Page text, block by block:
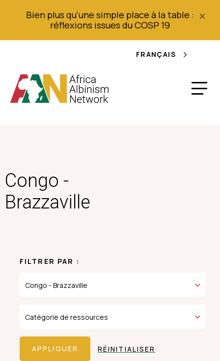
Bien plus qu'une simple place à la table :
réflexions issues du COSP 19
FRANÇAIS
Congo -
Brazzaville
FILTRER PAR :
RÉINITIALISER